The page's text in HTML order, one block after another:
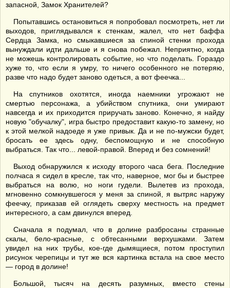
запасной, Замок Хранителей?
Попытавшись остановиться я попробовал посмотреть, нет ли
выходов, приглядывался к стенкам, жалел, что нет баффа
Сердца Замка, но смыкавшиеся за спиной стенки прохода
вынуждали идти дальше и я снова побежал. Неприятно, когда
не можешь контролировать событие, но что поделать. Гораздо
хуже то, что если я умру, то ничего особенного не потеряю,
разве что надо будет заново одеться, а вот феечка...
На спутников охотятся, иногда наемники угрожают не
смертью персонажа, а убийством спутника, они умирают
навсегда и их приходится приручать заново. Конечно, я найду
новую "обучалку", игра быстро предоставит какую-то замену, но
к этой мелкой надоеде я уже привык. Да и не по-мужски будет,
бросать ее здесь одну, беспомощную и не способную
выбраться. Так что... левой-правой. Вперед и без сомнений!
Выход обнаружился к исходу второго часа бега. Последние
полчаса я сидел в кресле, так что, наверное, мог бы и быстрее
выбраться на волю, но ноги гудели. Вылетев из прохода,
мгновенно сомкнувшегося у меня за спиной, я вытряс наружу
феечку, приказав ей оглядеть сверху местность на предмет
интересного, а сам двинулся вперед.
Сначала я подумал, что в долине разбросаны странные
скалы, бело-красные, с обтесанными верхушками. Затем
увидел на них трубы, кое-где дымящиеся, потом проступил
рисунок черепицы и тут же вся картинка встала на свое место
— город в долине!
Большой, тысяч на десять разумных, вместо стены